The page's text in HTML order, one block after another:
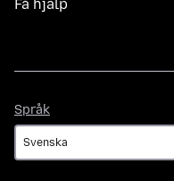
Få hjälp
Språk